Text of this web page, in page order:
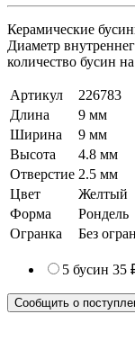
Керамические
Диаметр
количество бусин
Артикул
226783
Длина
9 мм
Ширина
9 мм
Высота
4.8 мм
Отверстие 2.5 мм
Цвет
Желтый
Форма
Рондель
Огранка
Без
5 бусин 35
Сообщить о